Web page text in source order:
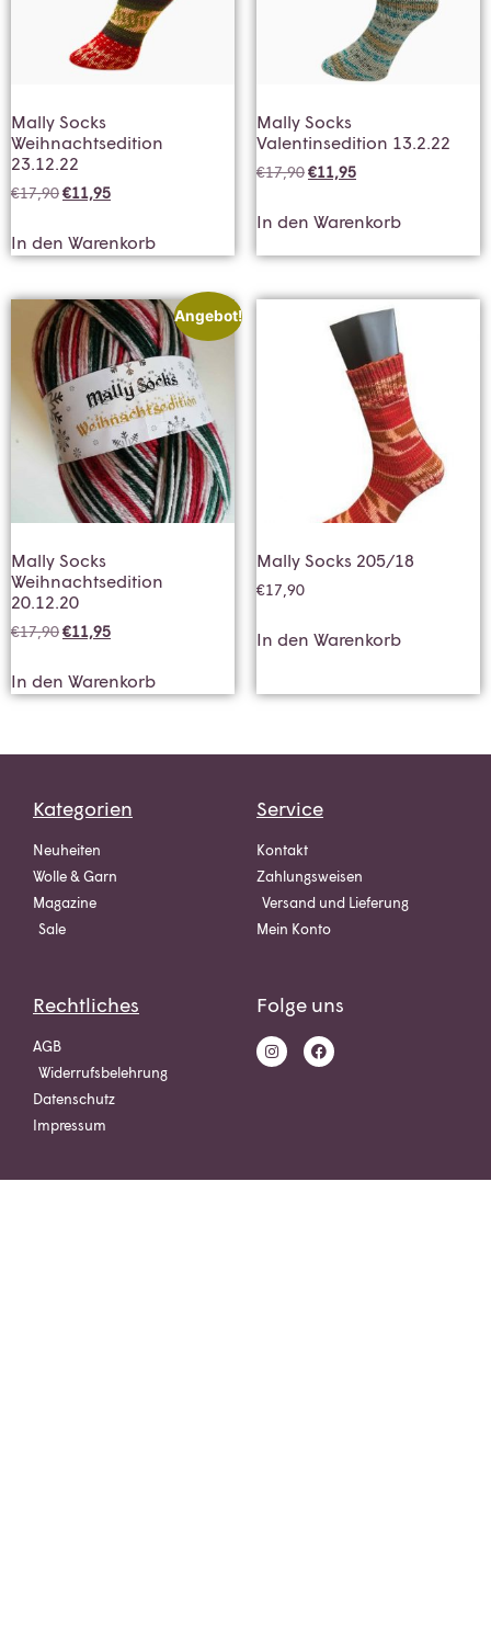
Mally Socks
Weihnachtsedition
23.12.22
€17,90€11,95
In den Warenkorb
Mally Socks
Valentinsedition 13.2.22
€17,90€11,95
In den Warenkorb
Angebot!
Mally Socks
Weihnachtsedition
20.12.20
€17,90€11,95
In den Warenkorb
Mally Socks 205/18
€17,90
In den Warenkorb
Kategorien
Neuheiten
Wolle & Garn
Magazine
Sale
Service
Kontakt
Zahlungsweisen
Versand und Lieferung
Mein Konto
Rechtliches
AGB
Widerrufsbelehrung
Datenschutz
Impressum
Folge uns